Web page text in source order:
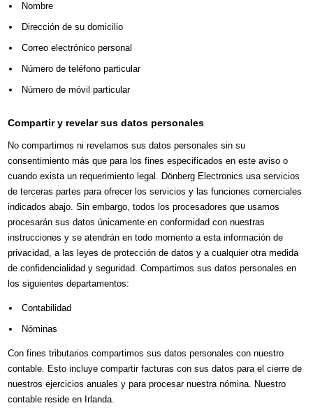
Nombre
Dirección de su domicilio
Correo electrónico personal
Número de teléfono particular
Número de móvil particular
Compartir y revelar sus datos personales
No compartimos ni revelamos sus datos personales sin su
consentimiento más que para los fines especificados en este aviso o
cuando exista un requerimiento legal. Dönberg Electronics usa servicios
de terceras partes para ofrecer los servicios y las funciones comerciales
indicados abajo. Sin embargo, todos los procesadores que usamos
procesarán sus datos únicamente en conformidad con nuestras
instrucciones y se atendrán en todo momento a esta información de
privacidad, a las leyes de protección de datos y a cualquier otra medida
de confidencialidad y seguridad. Compartimos sus datos personales en
los siguientes departamentos:
Contabilidad
Nóminas
Con fines tributarios compartimos sus datos personales con nuestro
contable. Esto incluye compartir facturas con sus datos para el cierre de
nuestros ejercicios anuales y para procesar nuestra nómina. Nuestro
contable reside en Irlanda.